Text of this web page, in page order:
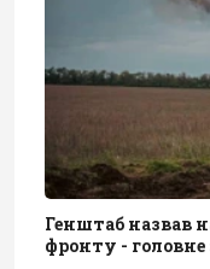
Генштаб назвав
фронту - головне